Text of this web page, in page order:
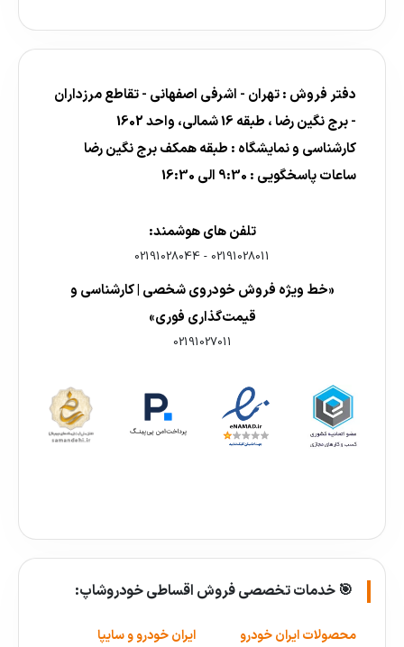
دفتر فروش : تهران - اشرفی اصفهانی - تقاطع مرزداران
- برج نگین رضا ، طبقه 16 شمالی، واحد 1602
کارشناسی و نمایشگاه : طبقه همکف برج نگین رضا
ساعات پاسخگویی : 9:30 الی 16:30
تلفن های هوشمند:
02191028011
-
02191028044
«خط ویژه فروش خودروی شخصی | کارشناسی و
قیمت‌گذاری فوری»
02191027011
🎯 خدمات تخصصی فروش اقساطی خودروشاپ:
محصولات ایران خودرو ایران خودرو و سایپا